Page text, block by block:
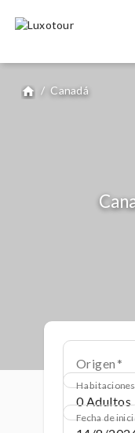
home / Canadá
Origen
Habitaciones
Fecha de